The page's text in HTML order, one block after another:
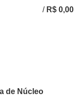
/ R$ 0,00
de Núcleo